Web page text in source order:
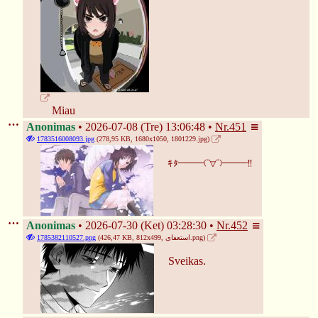
Miau
Anonimas
2026-07-08 (Tre) 13:06:48 Nr.451
1783516008093.jpg (278,95 KB, 1680x1050, 1801229.jpg)
ｷﾀ━━━(ﾟ∀ﾟ)━━━!!
Anonimas 2026-07-30 (Ket) 03:28:30 Nr.452
1785382110527.png (426,47 KB, 812x499, استعفای.png)
Sveikas.